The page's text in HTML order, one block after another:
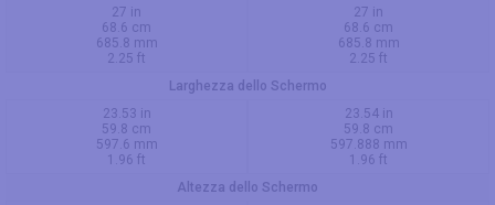
27 in
68.6 cm
685.8 mm
2.25 ft
27 in
68.6 cm
685.8 mm
2.25 ft
Larghezza dello Schermo
23.53 in
59.8 cm
597.6 mm
1.96 ft
23.54 in
59.8 cm
597.888 mm
1.96 ft
Altezza dello Schermo